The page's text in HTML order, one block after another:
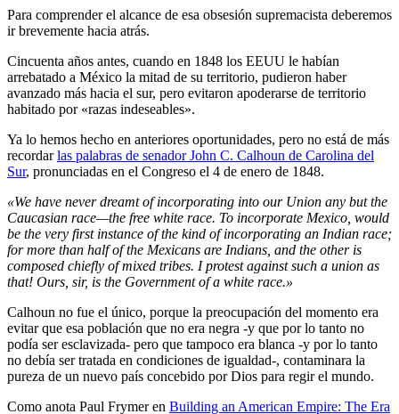
Para comprender el alcance de esa obsesión supremacista deberemos
ir brevemente hacia atrás.
Cincuenta años antes, cuando en 1848 los EEUU le habían
arrebatado a México la mitad de su territorio, pudieron haber
avanzado más hacia el sur, pero evitaron apoderarse de territorio
habitado por «razas indeseables».
Ya lo hemos hecho en anteriores oportunidades, pero no está de más
recordarlas palabras de senador John C. Calhoun de Carolina del
Sur, pronunciadas en el Congreso el 4 de enero de 1848.
«We have never dreamt of incorporating into our Union any but the
Caucasian race—the free white race. To incorporate Mexico, would
be the very first instance of the kind of incorporating an Indian race;
for more than half of the Mexicans are Indians, and the other is
composed chiefly of mixed tribes. I protest against such a union as
that! Ours, sir, is the Government of a white race.»
Calhoun no fue el único, porque la preocupación del momento era
evitar que esa población que no era negra -y que por lo tanto no
podía ser esclavizada- pero que tampoco era blanca -y por lo tanto
no debía ser tratada en condiciones de igualdad-, contaminara la
pureza de un nuevo país concebido por Dios para regir el mundo.
Como anota Paul Frymer en Building an American Empire: The Era